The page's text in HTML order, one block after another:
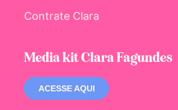
Contrate Clara
Media kit Clara Fagundes
ACESSE AQUI